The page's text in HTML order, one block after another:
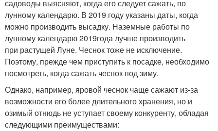
садоводы выясняют, когда его следует сажать, по
лунному календарю. В 2019 году указаны даты, когда
можно производить высадку. Наземные работы по
лунному календарю 2019года лучше производить
при растущей Луне. Чеснок тоже не исключение.
Поэтому, прежде чем приступить к посадке, необходимо
посмотреть, когда сажать чеснок под зиму.
Однако, например, яровой чеснок чаще сажают из-за
возможности его более длительного хранения, но и
озимый отнюдь не уступает своему конкуренту, обладая
следующими преимуществами: